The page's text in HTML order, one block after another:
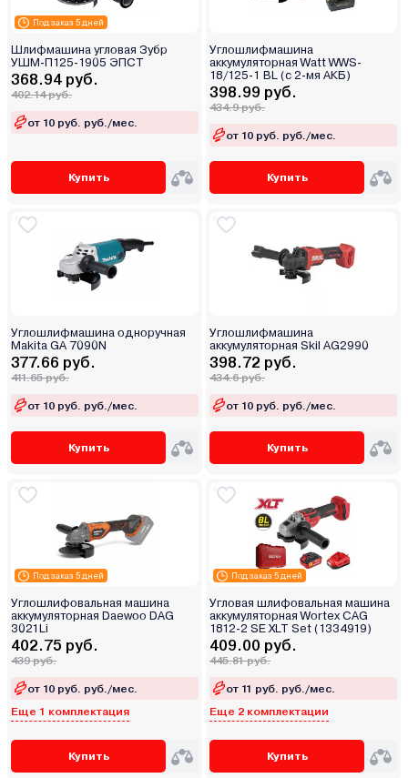
Под заказ 5 дней
Шлифмашина угловая Зубр
УШМ-П125-1905 ЭПСТ
368.94 руб.
402.14 руб.
от 10 руб. руб./мес.
Купить
Углошлифмашина
аккумуляторная Watt WWS-
18/125-1 BL (с 2-мя АКБ)
398.99 руб.
434.9 руб.
от 10 руб. руб./мес.
Купить
Углошлифмашина одноручная
Makita GA 7090N
377.66 руб.
411.65 руб.
от 10 руб. руб./мес.
Купить
Углошлифмашина
аккумуляторная Skil AG2990
398.72 руб.
434.6 руб.
от 10 руб. руб./мес.
Купить
Под заказ 5 дней
Углошлифовальная машина
аккумуляторная Daewoo DAG
3021Li
402.75 руб.
439 руб.
от 10 руб. руб./мес.
Еще 1 комплектация
Купить
Под заказ 5 дней
Угловая шлифовальная машина
аккумуляторная Wortex CAG
1812-2 SE XLT Set (1334919)
409.00 руб.
445.81 руб.
от 11 руб. руб./мес.
Еще 2 комплектации
Купить